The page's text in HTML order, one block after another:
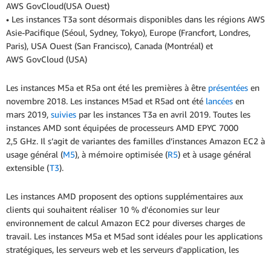
AWS GovCloud(USA Ouest)
• Les instances T3a sont désormais disponibles dans les régions AWS
Asie-Pacifique (Séoul, Sydney, Tokyo), Europe (Francfort, Londres,
Paris), USA Ouest (San Francisco), Canada (Montréal) et
AWS GovCloud (USA)
Les instances M5a et R5a ont été les premières à être présentées en
novembre 2018. Les instances M5ad et R5ad ont été lancées en
mars 2019, suivies par les instances T3a en avril 2019. Toutes les
instances AMD sont équipées de processeurs AMD EPYC 7000
2,5 GHz. Il s’agit de variantes des familles d’instances Amazon EC2 à
usage général (M5), à mémoire optimisée (R5) et à usage général
extensible (T3).
Les instances AMD proposent des options supplémentaires aux
clients qui souhaitent réaliser 10 % d'économies sur leur
environnement de calcul Amazon EC2 pour diverses charges de
travail. Les instances M5a et M5ad sont idéales pour les applications
stratégiques, les serveurs web et les serveurs d'application, les